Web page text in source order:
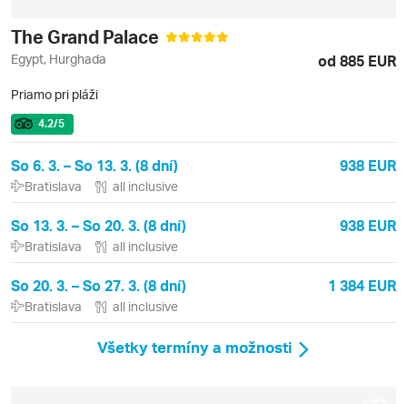
The Grand Palace
Egypt, Hurghada od 885 EUR
Priamo pri pláži
4.2/5
So 6. 3. – So 13. 3. (8 dní) 938 EUR
Bratislava all inclusive
So 13. 3. – So 20. 3. (8 dní) 938 EUR
Bratislava all inclusive
So 20. 3. – So 27. 3. (8 dní) 1 384 EUR
Bratislava all inclusive
Všetky termíny a možnosti